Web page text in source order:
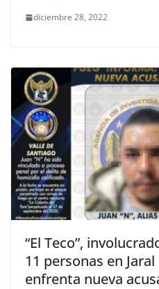
diciembre 28, 2022
“El Teco”,
11 personas en
enfrenta nueva